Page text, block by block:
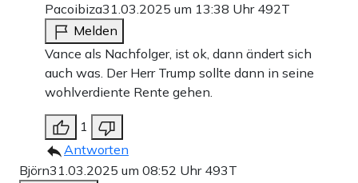
Pacoibiza31.03.2025 um 13:38 Uhr 492T
Melden
Vance als Nachfolger, ist ok, dann ändert sich
auch was. Der Herr Trump sollte dann in seine
wohlverdiente Rente gehen.
1
Antworten
Björn31.03.2025 um 08:52 Uhr 493T